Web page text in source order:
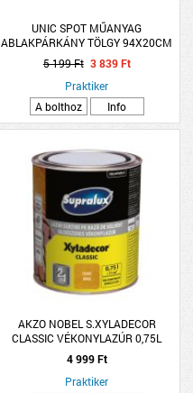
UNIC SPOT MŰANYAG
ABLAKPÁRKÁNY TÖLGY 94X20CM
5 199 Ft 3 839 Ft
Praktiker
A bolthoz
Info
AKZO NOBEL S.XYLADECOR
CLASSIC VÉKONYLAZÚR 0,75L
FENYŐ OLDÓSZERES
4 999 Ft
Praktiker